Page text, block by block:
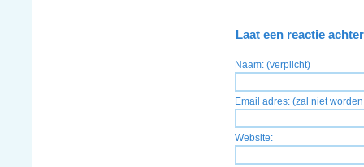
Laat een reactie achter
Naam: (verplicht)
Email adres: (zal niet
Website: